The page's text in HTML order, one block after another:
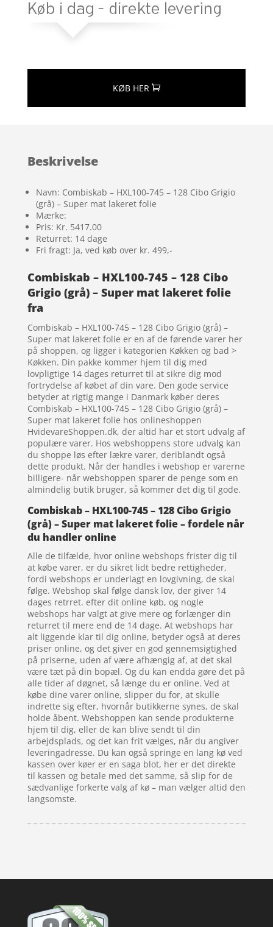
KØB HER
Beskrivelse
Navn: Combiskab – HXL100-745 – 128 Cibo Grigio
(grå) – Super mat lakeret folie
Mærke:
Pris: Kr. 5417.00
Returret: 14 dage
Fri fragt: Ja, ved køb over kr. 499,-
Combiskab – HXL100-745 – 128 Cibo
Grigio (grå) – Super mat lakeret folie
fra
Combiskab – HXL100-745 – 128 Cibo Grigio (grå) –
Super mat lakeret folie er en af de førende varer her
på shoppen, og ligger i kategorien Køkken og bad >
Køkken. Din pakke kommer hjem til dig med
lovpligtige 14 dages returret til at sikre dig mod
fortrydelse af købet af din vare. Den gode service
betyder at rigtig mange i Danmark køber deres
Combiskab – HXL100-745 – 128 Cibo Grigio (grå) –
Super mat lakeret folie hos onlineshoppen
HvidevareShoppen.dk, der altid har et stort udvalg af
populære varer. Hos webshoppens store udvalg kan
du shoppe løs efter lækre varer, deriblandt også
dette produkt. Når der handles i webshop er varerne
billigere- når webshoppen sparer de penge som en
almindelig butik bruger, så kommer det dig til gode.
Combiskab – HXL100-745 – 128 Cibo Grigio
(grå) – Super mat lakeret folie – fordele når
du handler online
Alle de tilfælde, hvor online webshops frister dig til
at købe varer, er du sikret lidt bedre rettigheder,
fordi webshops er underlagt en lovgivning, de skal
følge. Webshop skal følge dansk lov, der giver 14
dages retrret. efter dit online køb, og nogle
webshops har valgt at give mere og forlænger din
returret til mere end de 14 dage. At webshops har
alt liggende klar til dig online, betyder også at deres
priser online, og det giver en god gennemsigtighed
på priserne, uden af være afhængig af, at det skal
være tæt på din bopæl. Og du kan endda gøre det på
alle tider af døgnet, så længe du er online. Ved at
købe dine varer online, slipper du for, at skulle
indrette sig efter, hvornår butikkerne synes, de skal
holde åbent. Webshoppen kan sende produkterne
hjem til dig, eller de kan blive sendt til din
arbejdsplads, og det kan frit vælges, når du angiver
leveringadresse. Du kan også springe en lang kø ved
kassen over køer er en saga blot, her er det direkte
til kassen og betale med det samme, så slip for de
sædvanlige forkerte valg af kø – man vælger altid den
langsomste.